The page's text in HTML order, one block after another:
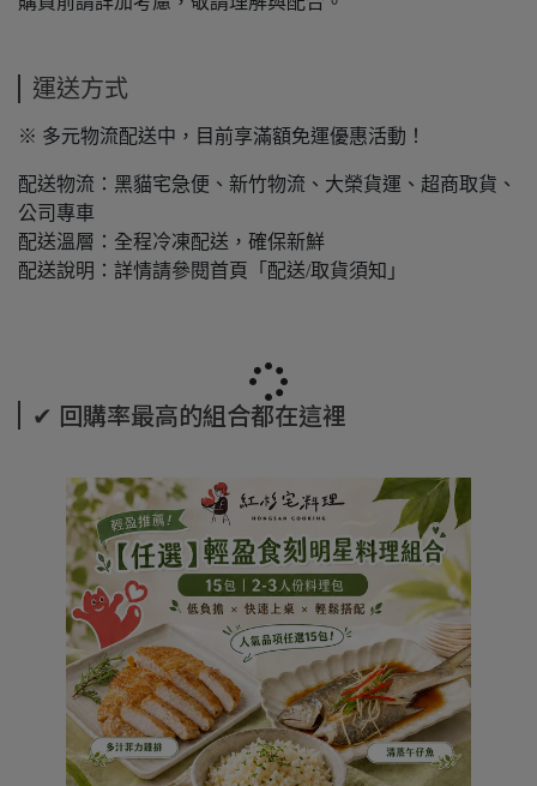
運送方式
※ 多元物流配送中，目前享滿額免運優惠活動！
配送物流：黑貓宅急便、新竹物流、大榮貨運、超商取貨、
公司專車
配送溫層：全程冷凍配送，確保新鮮
配送說明：詳情請參閱首頁「配送/取貨須知」
✔ 回購率最高的組合都在這裡